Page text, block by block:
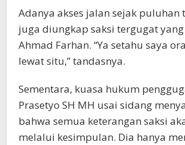
Adanya akses jalan sejak puluhan
juga diungkap saksi tergugat
Ahmad Farhan. “Ya setahu saya
lewat situ,” tandasnya.
Sementara, kuasa hukum
Prasetyo SH MH usai sidang
bahwa semua keterangan saksi
melalui kesimpulan. Dia hanya